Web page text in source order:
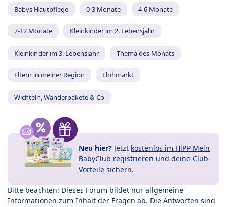
Babys Hautpflege 0-3 Monate 4-6 Monate
7-12 Monate Kleinkinder im 2. Lebensjahr
Kleinkinder im 3. Lebensjahr Thema des Monats
Eltern in meiner Region Flohmarkt
Wichteln, Wanderpakete & Co
Neu hier? Jetzt kostenlos im HiPP Mein
BabyClub registrieren und deine Club-
Vorteile sichern.
Bitte beachten: Dieses Forum bildet nur allgemeine
Informationen zum Inhalt der Fragen ab. Die Antworten sind